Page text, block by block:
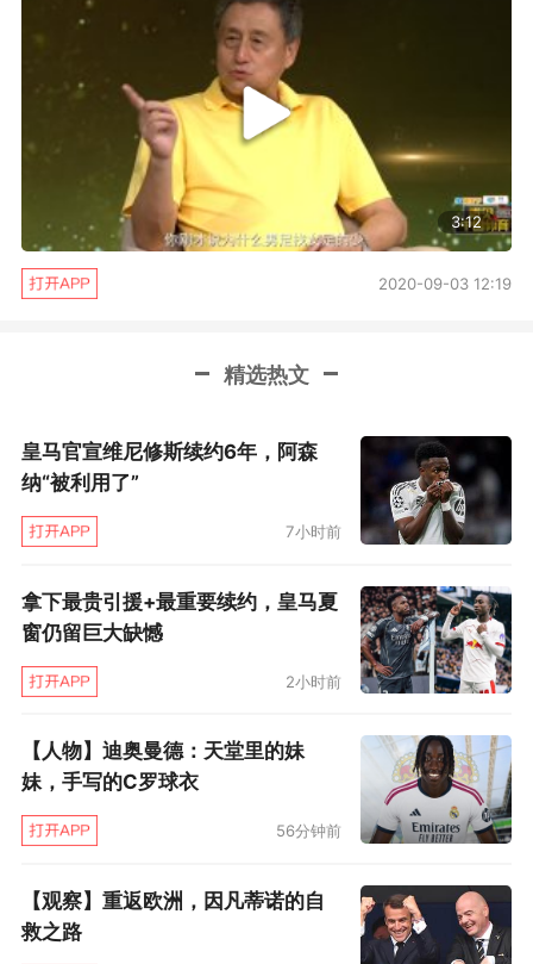
3:12
2020-09-03 12:19
精选热文
皇马官宣维尼修斯续约6年，阿森
纳“被利用了”
7小时前
拿下最贵引援+最重要续约，皇马夏
窗仍留巨大缺憾
2小时前
【人物】迪奥曼德：天堂里的妹
妹，手写的C罗球衣
56分钟前
【观察】重返欧洲，因凡蒂诺的自
救之路